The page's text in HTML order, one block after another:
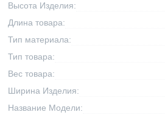
Высота Изделия:
Длина товара:
Тип материала:
Тип товара:
Вес товара:
Ширина Изделия:
Название Модели: